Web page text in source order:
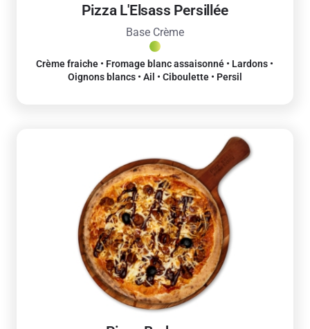
Pizza L'Elsass Persillée
Base Crème
Crème fraiche • Fromage blanc assaisonné • Lardons •
Oignons blancs • Ail • Ciboulette • Persil